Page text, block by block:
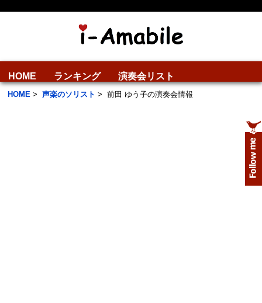
HOME ランキング 演奏会リスト
HOME > 声楽のソリスト > 前田 ゆう子の演奏会情報